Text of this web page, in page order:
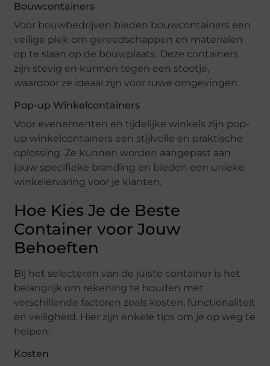
Bouwcontainers
Voor bouwbedrijven bieden bouwcontainers een
veilige plek om gereedschappen en materialen
op te slaan op de bouwplaats. Deze containers
zijn stevig en kunnen tegen een stootje,
waardoor ze ideaal zijn voor ruwe omgevingen.
Pop-up Winkelcontainers
Voor evenementen en tijdelijke winkels zijn pop-
up winkelcontainers een stijlvolle en praktische
oplossing. Ze kunnen worden aangepast aan
jouw specifieke branding en bieden een unieke
winkelervaring voor je klanten.
Hoe Kies Je de Beste
Container voor Jouw
Behoeften
Bij het selecteren van de juiste container is het
belangrijk om rekening te houden met
verschillende factoren zoals kosten, functionaliteit
en veiligheid. Hier zijn enkele tips om je op weg te
helpen:
Kosten